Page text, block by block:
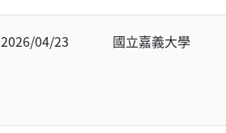
2026/04/23 國立嘉義大學